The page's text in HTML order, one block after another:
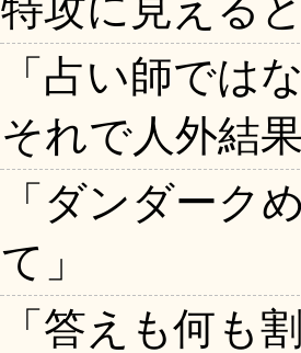
「占い師では
それで人外結
「ダンダーク
て」
「答えも何も